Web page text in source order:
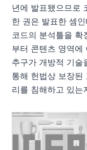
년에 발표됐으므로
한 권은 발표한 셈
코드의 분석틀을 확
부터 콘텐츠 영역에
추구가 개방적 기술
통해 헌법상 보장된
리를 침해하고 있는